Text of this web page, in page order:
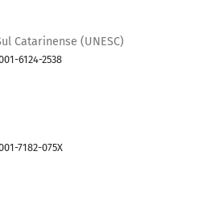
Catarinense (UNESC)
6124-2538
7182-075X